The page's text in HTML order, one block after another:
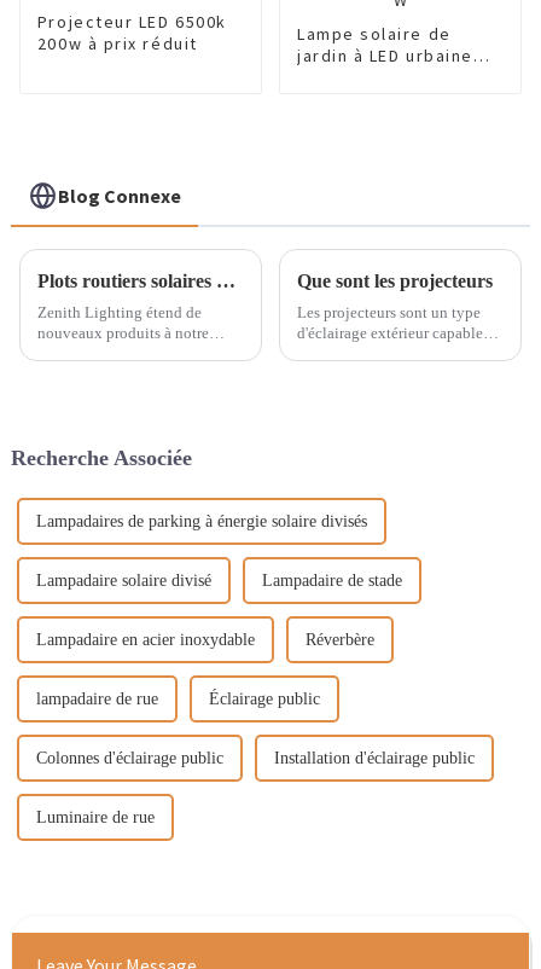
Projecteur LED 6500k
200w à prix réduit
Lampe solaire de
jardin à LED urbaine
Blog Connexe
Plots routiers solaires verts pour le marché philippin
Zenith Lighting étend de
nouveaux produits à notre
contacter Pourquoi avons-nous
Que sont les projecteurs
Les projecteurs sont un type
d'éclairage extérieur capable
Recherche Associée
Lampadaires de parking à énergie solaire divisés
Lampadaire solaire divisé Lampadaire de stade
Lampadaire en acier inoxydable Réverbère
lampadaire de rue Éclairage public
Colonnes d'éclairage public Installation d'éclairage public
Luminaire de rue